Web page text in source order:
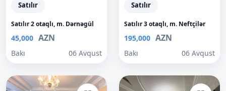
Satılır
Satılır 2 otaqlı, m. Dərnəgül
45,000 AZN
Bakı 06 Avqust
Satılır
Satılır 3 otaqlı, m. Neftçilər
195,000 AZN
Bakı 06 Avqust